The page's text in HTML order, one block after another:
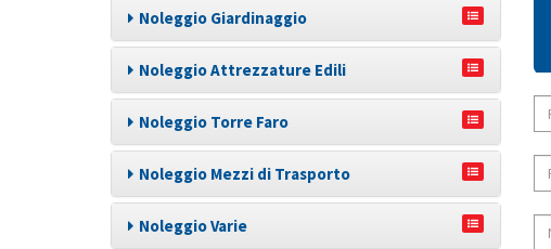
Noleggio Giardinaggio
Noleggio Attrezzature Edili
Noleggio Torre Faro
Noleggio Mezzi di Trasporto
Noleggio Varie